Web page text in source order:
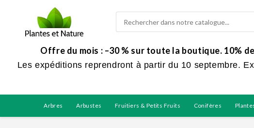
Offre du mois : –30 % sur toute la boutique. 10%
Les expéditions reprendront à partir du 10 septembre.
Arbres Arbustes Fruitiers & Petits Fruits Conifères